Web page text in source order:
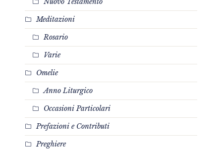
Meditazioni
Rosario
Varie
Omelie
Anno Liturgico
Occasioni Particolari
Prefazioni e Contributi
Preghiere